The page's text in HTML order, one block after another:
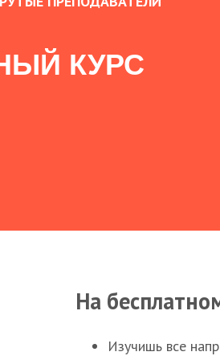
КУРС
На
Изучишь все